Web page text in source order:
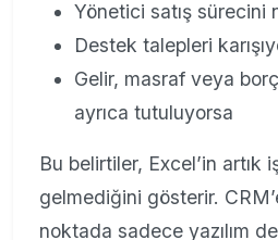
Yönetici satış sürecini
Destek talepleri
Gelir, masraf veya
ayrıca tutuluyorsa
Bu belirtiler, Excel’in artık
gelmediğini gösterir.
noktada sadece yazılım